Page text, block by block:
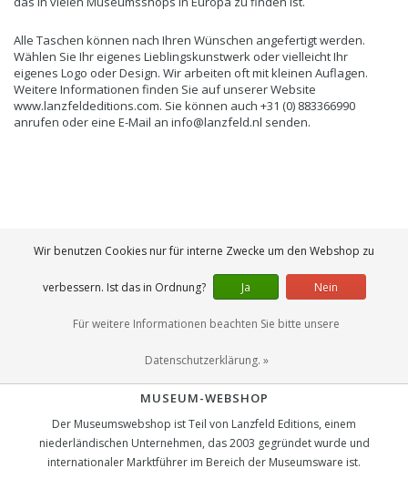
Alle Taschen können nach Ihren Wünschen angefertigt werden.
Wählen Sie Ihr eigenes Lieblingskunstwerk oder vielleicht Ihr
eigenes Logo oder Design. Wir arbeiten oft mit kleinen Auflagen.
Weitere Informationen finden Sie auf unserer Website
www.lanzfeldeditions.com. Sie können auch +31 (0) 883366990
anrufen oder eine E-Mail an info@lanzfeld.nl senden.
MUSEUM-WEBSHOP
Der Museumswebshop ist Teil von Lanzfeld Editions, einem
niederländischen Unternehmen, das 2003 gegründet wurde und
internationaler Marktführer im Bereich der Museumsware ist.
Wir benutzen Cookies nur für interne Zwecke um den Webshop zu
verbessern. Ist das in Ordnung? Ja Nein
Für weitere Informationen beachten Sie bitte unsere
Datenschutzerklärung. »